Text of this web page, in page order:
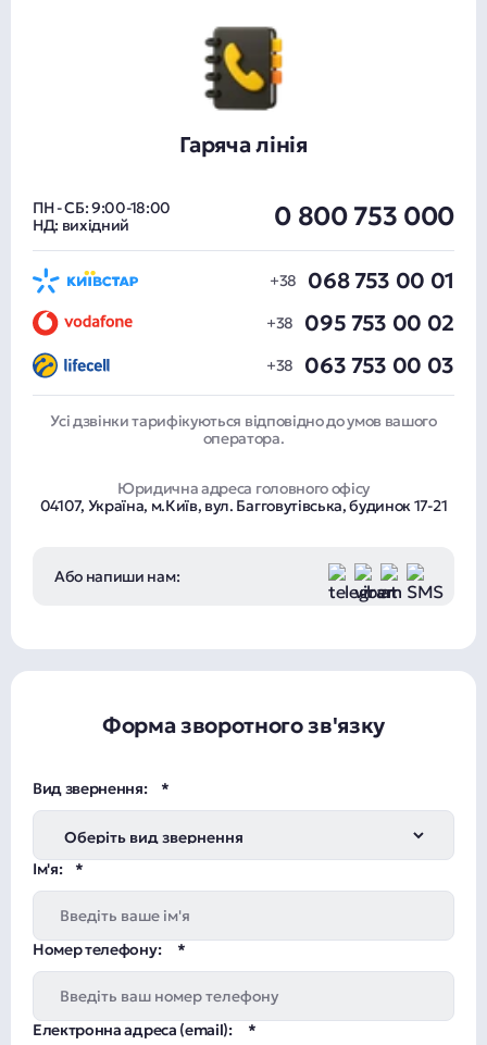
Гаряча лінія
ПН - СБ: 9:00-18:00
НД: вихідний
0 800 753 000
068 753 00 01
095 753 00 02
063 753 00 03
Усі дзвінки тарифікуються відповідно до умов вашого
оператора.
Юридична адреса головного офісу
04107, Україна, м.Київ, вул. Багговутівська, будинок 17-21
Або напиши нам:
Форма зворотного зв'язку
Вид звернення:
Ім'я:
Номер телефону:
Електронна адреса (email):